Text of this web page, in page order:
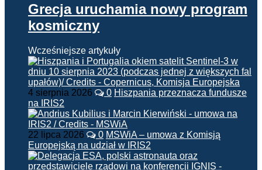
Grecja uruchamia nowy program
kosmiczny
Wcześniejsze artykuły
4 sierpnia 2026 0 Hiszpania przeznacza fundusze
na IRIS2
22 lipca 2026 0 MSWiA – umowa z Komisją
Europejską na udział w IRIS2